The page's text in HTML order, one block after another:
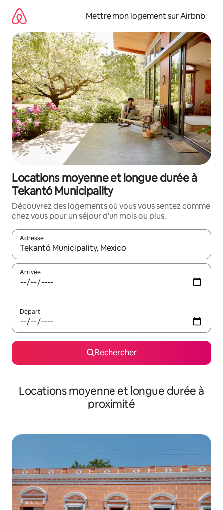
directement
contenu
Mettre mon logement sur Airbnb
Locations moyenne et longue durée à
Tekantó Municipality
Découvrez des logements où vous vous sentez comme
chez vous pour un séjour d'un mois ou plus.
Adresse
Lorsque les résultats s'affichent, utilisez les flèches vers le
Arrivée
Départ
Rechercher
Locations moyenne et longue durée à
proximité